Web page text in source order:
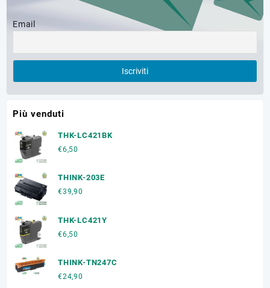
Email
Più venduti
THK-LC421BK
€6,50
THINK-203E
€39,90
THK-LC421Y
€6,50
THINK-TN247C
€24,90